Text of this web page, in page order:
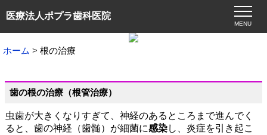
医療法人ポプラ歯科医院
MENU
ホーム 根の治療
歯の根の治療（根管治療）
虫歯が大きくなりすぎて、神経のあるところまで進んでく
ると、歯の神経（歯髄）が細菌に感染し、炎症を引き起こ